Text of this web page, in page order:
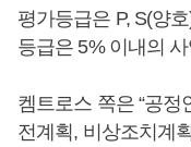
평가등급은 P, S(양
등급은 5% 이내의
켐트로스 쪽은 “공
전계획, 비상조치계